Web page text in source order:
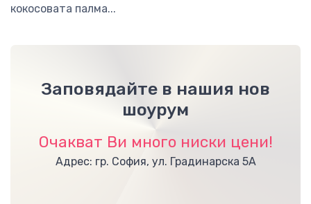
кокосовата палма...
Заповядайте в нашия нов
шоурум
Очакват Ви много ниски цени!
Адрес: гр. София, ул. Градинарска 5А